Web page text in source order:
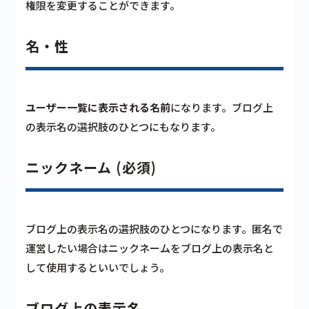
権限を変更することができます。
名・性
ユーザー一覧に表示される名前になります。ブログ上
の表示名の選択肢のひとつにもなります。
ニックネーム (必須)
ブログ上の表示名の選択肢のひとつになります。匿名で
運営したい場合はニックネームをブログ上の表示名と
して使用するといいでしょう。